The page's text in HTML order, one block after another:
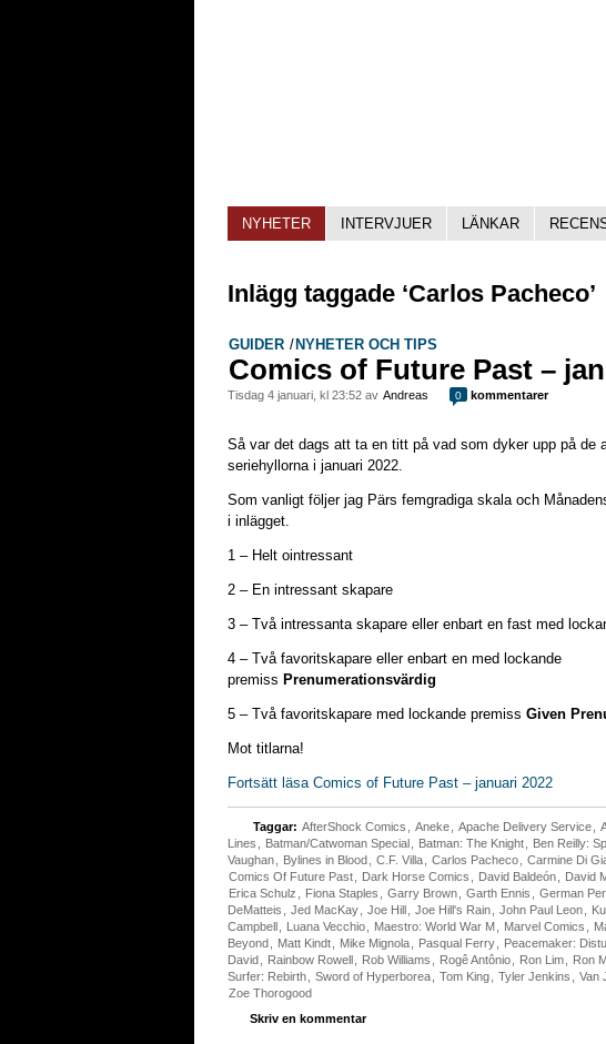
NYHETER INTERVJUER LÄNKAR
Inlägg taggade ‘Carlos Pacheco’
GUIDER / NYHETER OCH TIPS
Comics of Future Past –
tisdag 4 januari, kl 23:52 av Andreas 0 kommentarer
Så var det dags att ta en titt på vad som dyker upp på de
seriehyllorna i januari 2022.
Som vanligt följer jag Pärs femgradiga skala och
i inlägget.
1 – Helt ointressant
2 – En intressant skapare
3 – Två intressanta skapare eller enbart en fast med
4 – Två favoritskapare eller enbart en med lockande
premiss Prenumerationsvärdig
5 – Två favoritskapare med lockande premiss Given
Mot titlarna!
Fortsätt läsa Comics of Future Past – januari 2022
Taggar: AfterShock Comics Aneke Apache Delivery Service
Lines
Batman/Catwoman Special Batman: The Knight Ben Reilly:
Vaughan
Bylines in Blood C.F. Villa Carlos Pacheco Carmine Di
Comics Of Future Past
Dark Horse Comics David Baldeón David
Erica Schulz
Fiona Staples Garry Brown Garth Ennis German
DeMatteis
Jed MacKay Joe Hill Joe Hill's Rain John Paul Leon
Campbell
Luana Vecchio Maestro: World War M Marvel Comics
Beyond
Matt Kindt Mike Mignola Pasqual Ferry Peacemaker:
David
Rainbow Rowell Rob Williams Rogê Antônio Ron Lim Ron
Surfer: Rebirth
Sword of Hyperborea Tom King Tyler Jenkins Van
Zoe Thorogood
Skriv en kommentar